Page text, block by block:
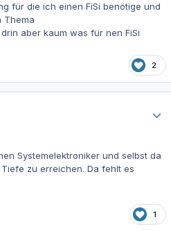
für die ich einen FiSi benötige und
Thema
aber kaum was für nen FiSi
2
Systemelektroniker und selbst da
zu erreichen. Da fehlt es
1